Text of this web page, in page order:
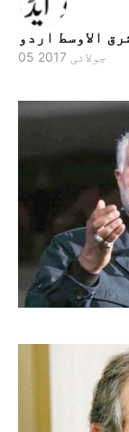
الاوسط اردو
05 جولائی 2017